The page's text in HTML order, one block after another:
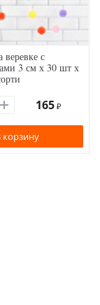
веревке с
3 см х 30 шт х
165 ₽
корзину